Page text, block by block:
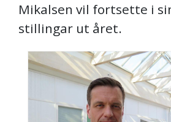
Mikalsen vil fortsette i
stillingar ut året.